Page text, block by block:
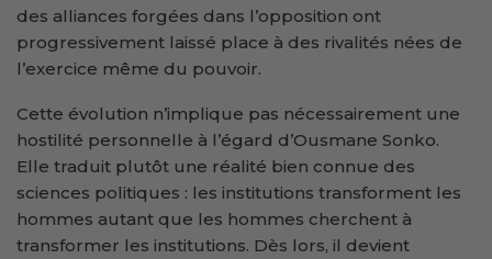
des alliances forgées dans l’opposition ont
progressivement laissé place à des rivalités nées de
l’exercice même du pouvoir.
Cette évolution n’implique pas nécessairement une
hostilité personnelle à l’égard d’Ousmane Sonko.
Elle traduit plutôt une réalité bien connue des
sciences politiques : les institutions transforment les
hommes autant que les hommes cherchent à
transformer les institutions. Dès lors, il devient